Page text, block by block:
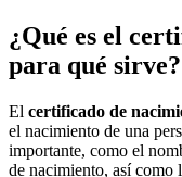
¿Qué es el
para qué sirve?
El certificado de
el nacimiento de una
importante, como el
de nacimiento, así como